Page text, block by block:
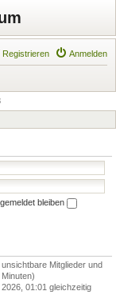
Anmelden
Registrieren
bleiben
Mitglieder und
01:01 gleichzeitig